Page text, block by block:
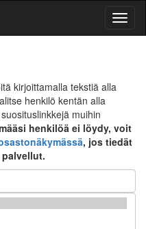
kirjoittamalla tekstiä alla
henkilö kentän alla
muihin
henkilöä ei löydy, voit
, jos tiedät